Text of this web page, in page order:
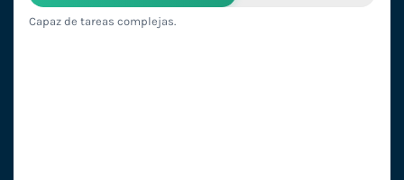
Capaz de tareas complejas.